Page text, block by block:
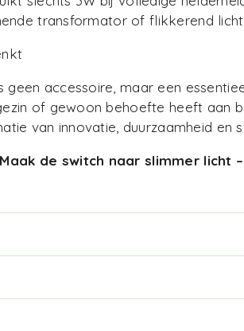
transformator of flikkerend licht.
geen accessoire, maar een
of gewoon behoefte heeft aan
van innovatie, duurzaamheid en
de switch naar slimmer licht